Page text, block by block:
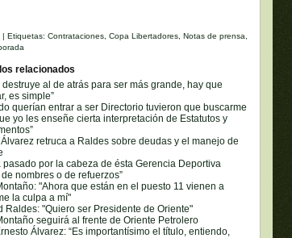
|Etiquetas:Contrataciones ,Copa Libertadores ,Notas de prensa
relacionados
destruye al de atrás para ser más grande, hay que
es simple”
querían entrar a ser Directorio tuvieron que buscarme
yo les enseñe cierta interpretación de Estatutos y
Álvarez retruca a Raldes sobre deudas y el manejo de
pasado por la cabeza de ésta Gerencia Deportiva
nombres o de refuerzos”
"Ahora que están en el puesto 11 vienen a
la culpa a mí"
Raldes: "Quiero ser Presidente de Oriente"
seguirá al frente de Oriente Petrolero
Álvarez: “Es importantísimo el título, entiendo,